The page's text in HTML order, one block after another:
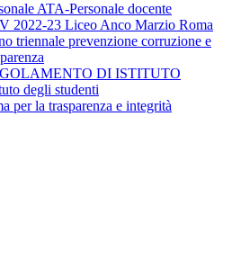
ATA-Personale docente
2022-23 Liceo Anco Marzio Roma
triennale prevenzione corruzione e
DI ISTITUTO
degli studenti
per la trasparenza e integrità